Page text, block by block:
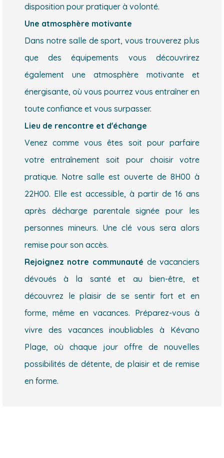
disposition pour pratiquer à volonté.
Une atmosphère motivante
Dans notre salle de sport, vous trouverez plus
que des équipements vous découvrirez
également une atmosphère motivante et
énergisante, où vous pourrez vous entraîner en
toute confiance et vous surpasser.
Lieu de rencontre et d'échange
Venez comme vous êtes soit pour parfaire
votre entraînement soit pour choisir votre
pratique. Notre salle est ouverte de 8H00 à
22H00. Elle est accessible, à partir de 16 ans
après décharge parentale signée pour les
personnes mineurs. Une clé vous sera alors
remise pour son accès.
Rejoignez notre communauté de vacanciers
dévoués à la santé et au bien-être, et
découvrez le plaisir de se sentir fort et en
forme, même en vacances. Préparez-vous à
vivre des vacances inoubliables à Kévano
Plage, où chaque jour offre de nouvelles
possibilités de détente, de plaisir et de remise
en forme.